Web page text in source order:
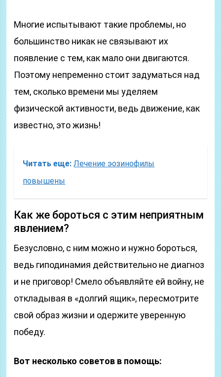
Многие испытывают такие проблемы, но
большинство никак не связывают их
появление с тем, как мало они двигаются.
Поэтому непременно стоит задуматься над
тем, сколько времени мы уделяем
физической активности, ведь движение, как
известно, это жизнь!
Читать еще: Лечение эозинофилы
повышены
Как же бороться с этим неприятным
явлением?
Безусловно, с ним можно и нужно бороться,
ведь гиподинамия действительно не диагноз
и не приговор! Смело объявляйте ей войну, не
откладывая в «долгий ящик», пересмотрите
свой образ жизни и одержите уверенную
победу.
Вот несколько советов в помощь: